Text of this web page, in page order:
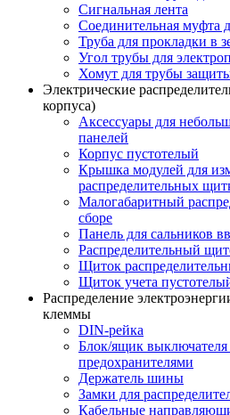
Сигнальная лента
Соединительная муфта
Труба для прокладки в
Угол трубы для
Хомут для трубы
Электрические
корпуса)
Аксессуары для
панелей
Корпус пустотелый
Крышка модулей для
распределительных
Малогабаритный
сборе
Панель для сальников
Распределительный
Щиток
Щиток учета
Распределение
клеммы
DIN-рейка
Блок/ящик
предохранителями
Держатель шины
Замки для
Кабельные